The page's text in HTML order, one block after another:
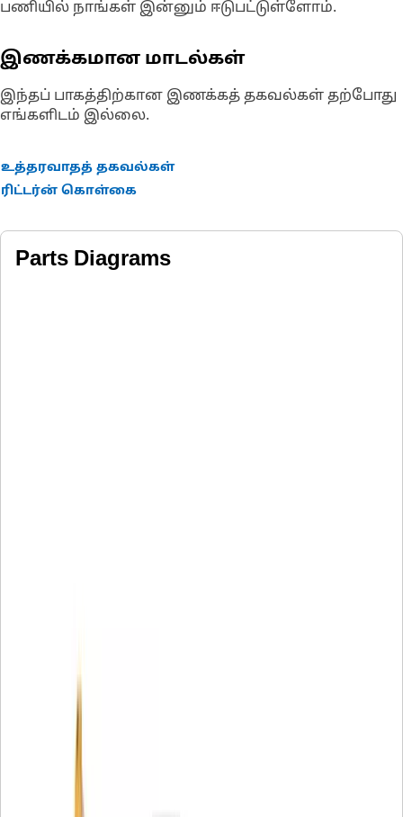
பணியில் நாங்கள் இன்னும் ஈடுபட்டுள்ளோம்.
இணக்கமான மாடல்கள்
இந்தப் பாகத்திற்கான இணக்கத் தகவல்கள் தற்போது
எங்களிடம் இல்லை.
உத்தரவாதத் தகவல்கள்
ரிட்டர்ன் கொள்கை
Parts Diagrams